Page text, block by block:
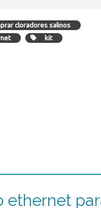
cloradores salinos
kit
ethernet